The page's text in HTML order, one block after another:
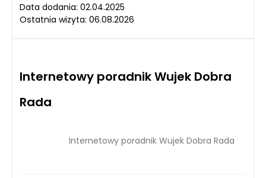
Data dodania: 02.04.2025
Ostatnia wizyta: 06.08.2026
Internetowy poradnik Wujek Dobra
Rada
Internetowy poradnik Wujek Dobra Rada